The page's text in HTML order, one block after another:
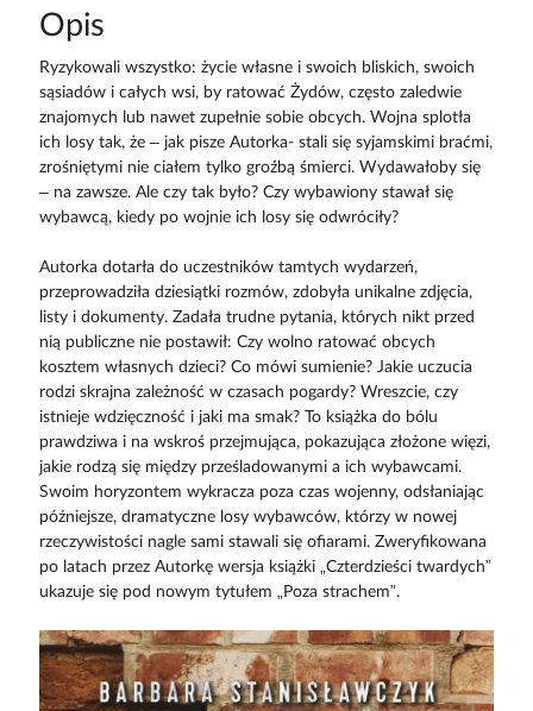
Opis
Ryzykowali wszystko: życie własne i swoich bliskich, swoich
sąsiadów i całych wsi, by ratować Żydów, często zaledwie
znajomych lub nawet zupełnie sobie obcych. Wojna splotła
ich losy tak, że – jak pisze Autorka- stali się syjamskimi braćmi,
zrośniętymi nie ciałem tylko groźbą śmierci. Wydawałoby się
– na zawsze. Ale czy tak było? Czy wybawiony stawał się
wybawcą, kiedy po wojnie ich losy się odwróciły?
Autorka dotarła do uczestników tamtych wydarzeń,
przeprowadziła dziesiątki rozmów, zdobyła unikalne zdjęcia,
listy i dokumenty. Zadała trudne pytania, których nikt przed
nią publiczne nie postawił: Czy wolno ratować obcych
kosztem własnych dzieci? Co mówi sumienie? Jakie uczucia
rodzi skrajna zależność w czasach pogardy? Wreszcie, czy
istnieje wdzięczność i jaki ma smak? To książka do bólu
prawdziwa i na wskroś przejmująca, pokazująca złożone więzi,
jakie rodzą się między prześladowanymi a ich wybawcami.
Swoim horyzontem wykracza poza czas wojenny, odsłaniając
późniejsze, dramatyczne losy wybawców, którzy w nowej
rzeczywistości nagle sami stawali się ofiarami. Zweryfikowana
po latach przez Autorkę wersja książki „Czterdzieści twardych”
ukazuje się pod nowym tytułem „Poza strachem”.